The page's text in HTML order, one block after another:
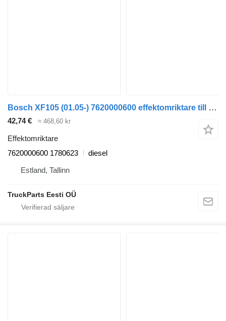
Bosch XF105 (01.05-) 7620000600 effektomriktare till DAF XF95, XF105 (2001-2014) dragbil
42,74 € ≈ 468,60 kr
Effektomriktare
7620000600 1780623
diesel
Estland, Tallinn
TruckParts Eesti OÜ